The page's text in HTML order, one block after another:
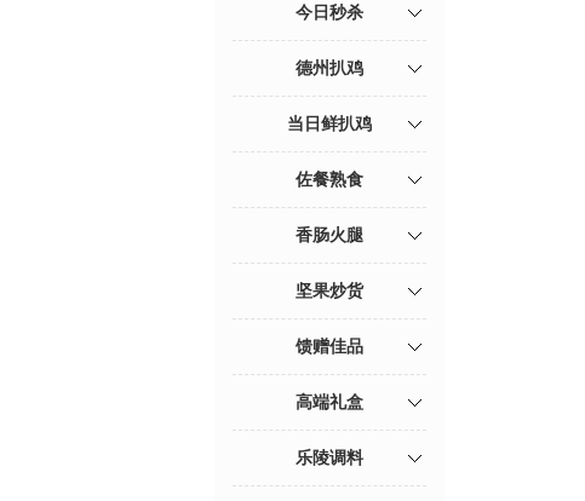
今日秒杀
德州扒鸡
当日鲜扒鸡
佐餐熟食
香肠火腿
坚果炒货
馈赠佳品
高端礼盒
乐陵调料